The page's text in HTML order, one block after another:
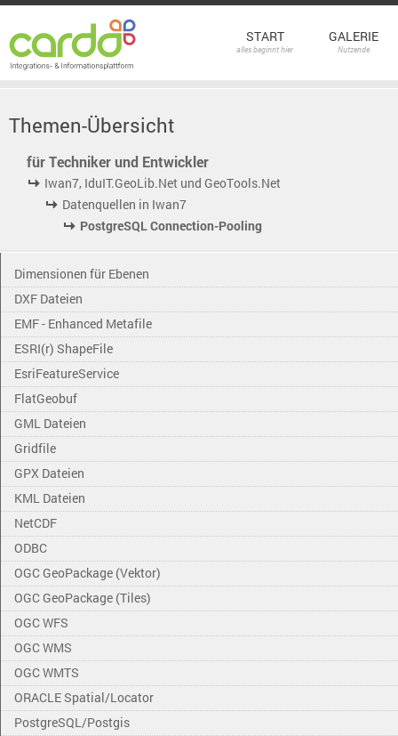
START
alles beginnt hier
GALERIE
Nutzende
Themen-Übersicht
für Techniker und Entwickler
Iwan7, IduIT.GeoLib.Net und GeoTools.Net
Datenquellen in Iwan7
PostgreSQL Connection-Pooling
Dimensionen für Ebenen
DXF Dateien
EMF - Enhanced Metafile
ESRI(r) ShapeFile
EsriFeatureService
FlatGeobuf
GML Dateien
Gridfile
GPX Dateien
KML Dateien
NetCDF
ODBC
OGC GeoPackage (Vektor)
OGC GeoPackage (Tiles)
OGC WFS
OGC WMS
OGC WMTS
ORACLE Spatial/Locator
PostgreSQL/Postgis